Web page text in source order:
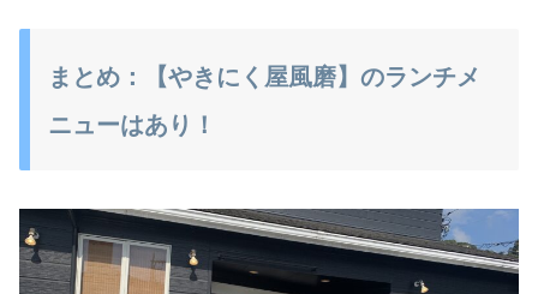
まとめ：【やきにく屋風磨】のランチメ
ニューはあり！